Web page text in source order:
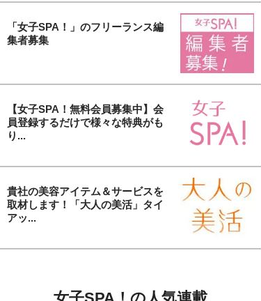
「女子SPA！」のフリーランス編
集者募集
【女子SPA！無料会員募集中】会
員登録するだけで様々な特典がも
り...
貴社の美容アイテム＆サービスを
取材します！「大人の美活」タイ
アッ...